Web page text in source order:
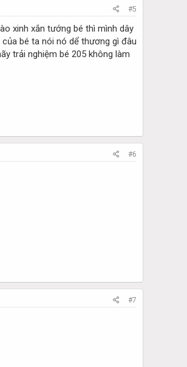
#5
xinh xắn tướng bé thì mình dây
bé ta nói nó dể thương gì đâu
trải nghiệm bé 205 không làm
#6
#7